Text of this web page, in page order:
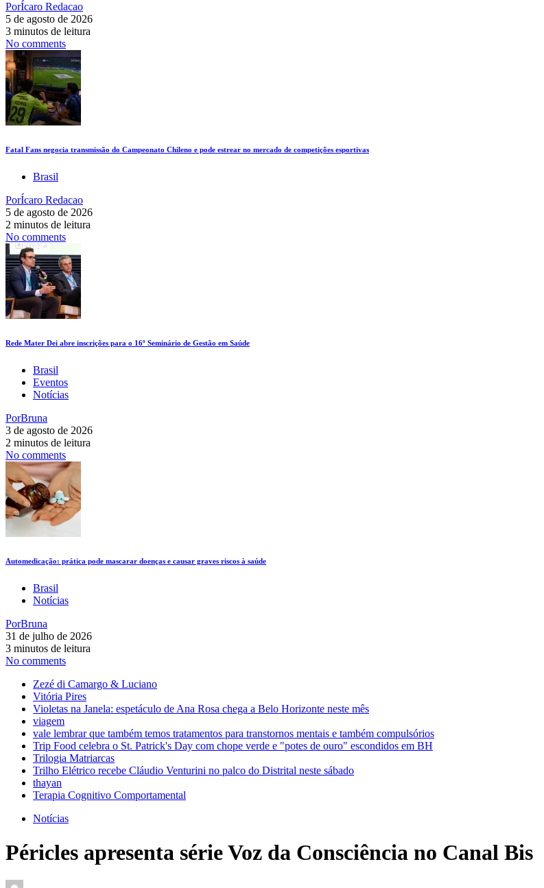
PorÍcaro Redacao
5 de agosto de 2026
3 minutos de leitura
No comments
Fatal Fans negocia transmissão do Campeonato Chileno e pode estrear no mercado de competições esportivas
Brasil
PorÍcaro Redacao
5 de agosto de 2026
2 minutos de leitura
No comments
Rede Mater Dei abre inscrições para o 16º Seminário de Gestão em Saúde
Brasil
Eventos
Notícias
PorBruna
3 de agosto de 2026
2 minutos de leitura
No comments
Automedicação: prática pode mascarar doenças e causar graves riscos à saúde
Brasil
Notícias
PorBruna
31 de julho de 2026
3 minutos de leitura
No comments
Zezé di Camargo & Luciano
Vitória Pires
Violetas na Janela: espetáculo de Ana Rosa chega a Belo Horizonte neste mês
viagem
vale lembrar que também temos tratamentos para transtornos mentais e também compulsórios
Trip Food celebra o St. Patrick's Day com chope verde e "potes de ouro" escondidos em BH
Trilogia Matriarcas
Trilho Elétrico recebe Cláudio Venturini no palco do Distrital neste sábado
thayan
Terapia Cognitivo Comportamental
Notícias
Péricles apresenta série Voz da Consciência no Canal Bis